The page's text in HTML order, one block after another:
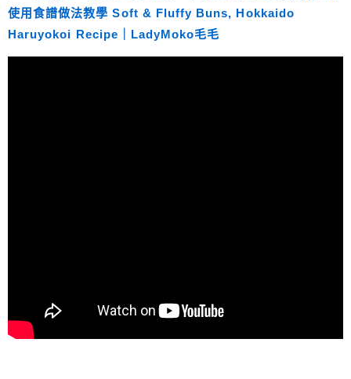
使用食譜做法教學 Soft & Fluffy Buns, Hokkaido
Haruyokoi Recipe｜LadyMoko毛毛